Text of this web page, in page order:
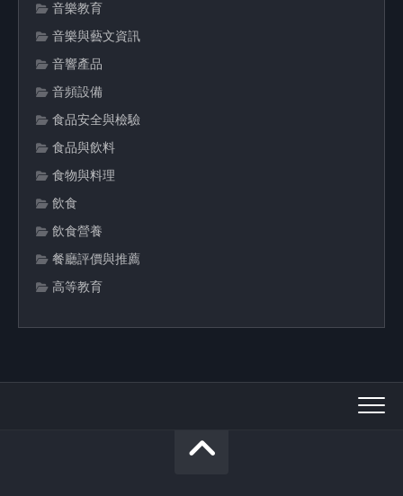
音樂教育
音樂與藝文資訊
音響產品
音頻設備
食品安全與檢驗
食品與飲料
食物與料理
飲食
飲食營養
餐廳評價與推薦
高等教育